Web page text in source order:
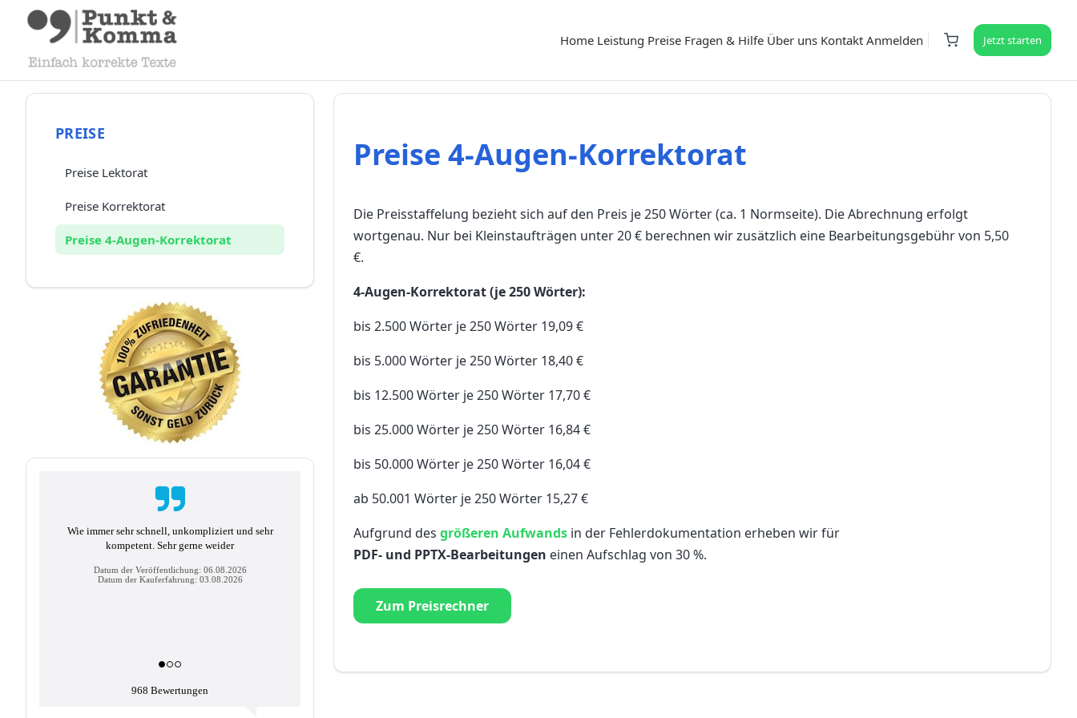
Home Leistung Preise Fragen & Hilfe Über uns Kontakt Anmelden Jetzt starten
PREISE
Preise Lektorat
Preise Korrektorat
Preise 4-Augen-Korrektorat
Wie immer sehr schnell, unkompliziert und sehr
kompetent. Sehr gerne weider
Datum der Veröffentlichung: 06.08.2026
Datum der Kauferfahrung: 03.08.2026
968 Bewertungen
Preise 4-Augen-Korrektorat
Die Preisstaffelung bezieht sich auf den Preis je 250 Wörter (ca. 1 Normseite). Die Abrechnung erfolgt
wortgenau. Nur bei Kleinstaufträgen unter 20 € berechnen wir zusätzlich eine Bearbeitungsgebühr von 5,50
€.
4-Augen-Korrektorat (je 250 Wörter):
bis 2.500 Wörter je 250 Wörter 19,09 €
bis 5.000 Wörter je 250 Wörter 18,40 €
bis 12.500 Wörter je 250 Wörter 17,70 €
bis 25.000 Wörter je 250 Wörter 16,84 €
bis 50.000 Wörter je 250 Wörter 16,04 €
ab 50.001 Wörter je 250 Wörter 15,27 €
Aufgrund des größeren Aufwands in der Fehlerdokumentation erheben wir für
PDF- und PPTX-Bearbeitungen einen Aufschlag von 30 %.
Zum Preisrechner